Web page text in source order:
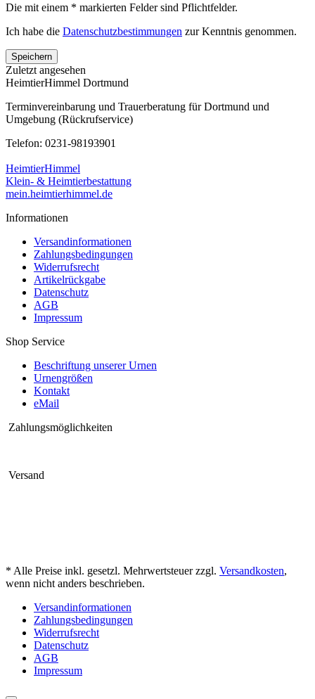
Die mit einem * markierten Felder sind Pflichtfelder.
Ich habe die Datenschutzbestimmungen zur Kenntnis genommen.
Speichern
Zuletzt angesehen
HeimtierHimmel Dortmund
Terminvereinbarung und Trauerberatung für Dortmund und
Umgebung (Rückrufservice)
Telefon: 0231-98193901
HeimtierHimmel
Klein- & Heimtierbestattung
mein.heimtierhimmel.de
Informationen
Versandinformationen
Zahlungsbedingungen
Widerrufsrecht
Artikelrückgabe
Datenschutz
AGB
Impressum
Shop Service
Beschriftung unserer Urnen
Urnengrößen
Kontakt
eMail
Zahlungsmöglichkeiten
Versand
* Alle Preise inkl. gesetzl. Mehrwertsteuer zzgl. Versandkosten,
wenn nicht anders beschrieben.
Versandinformationen
Zahlungsbedingungen
Widerrufsrecht
Datenschutz
AGB
Impressum